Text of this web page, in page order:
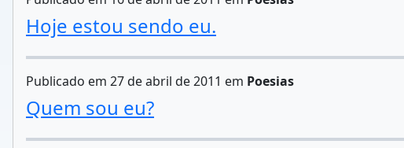
Hoje estou sendo eu.
Publicado em 27 de abril de 2011 em Poesias
Quem sou eu?